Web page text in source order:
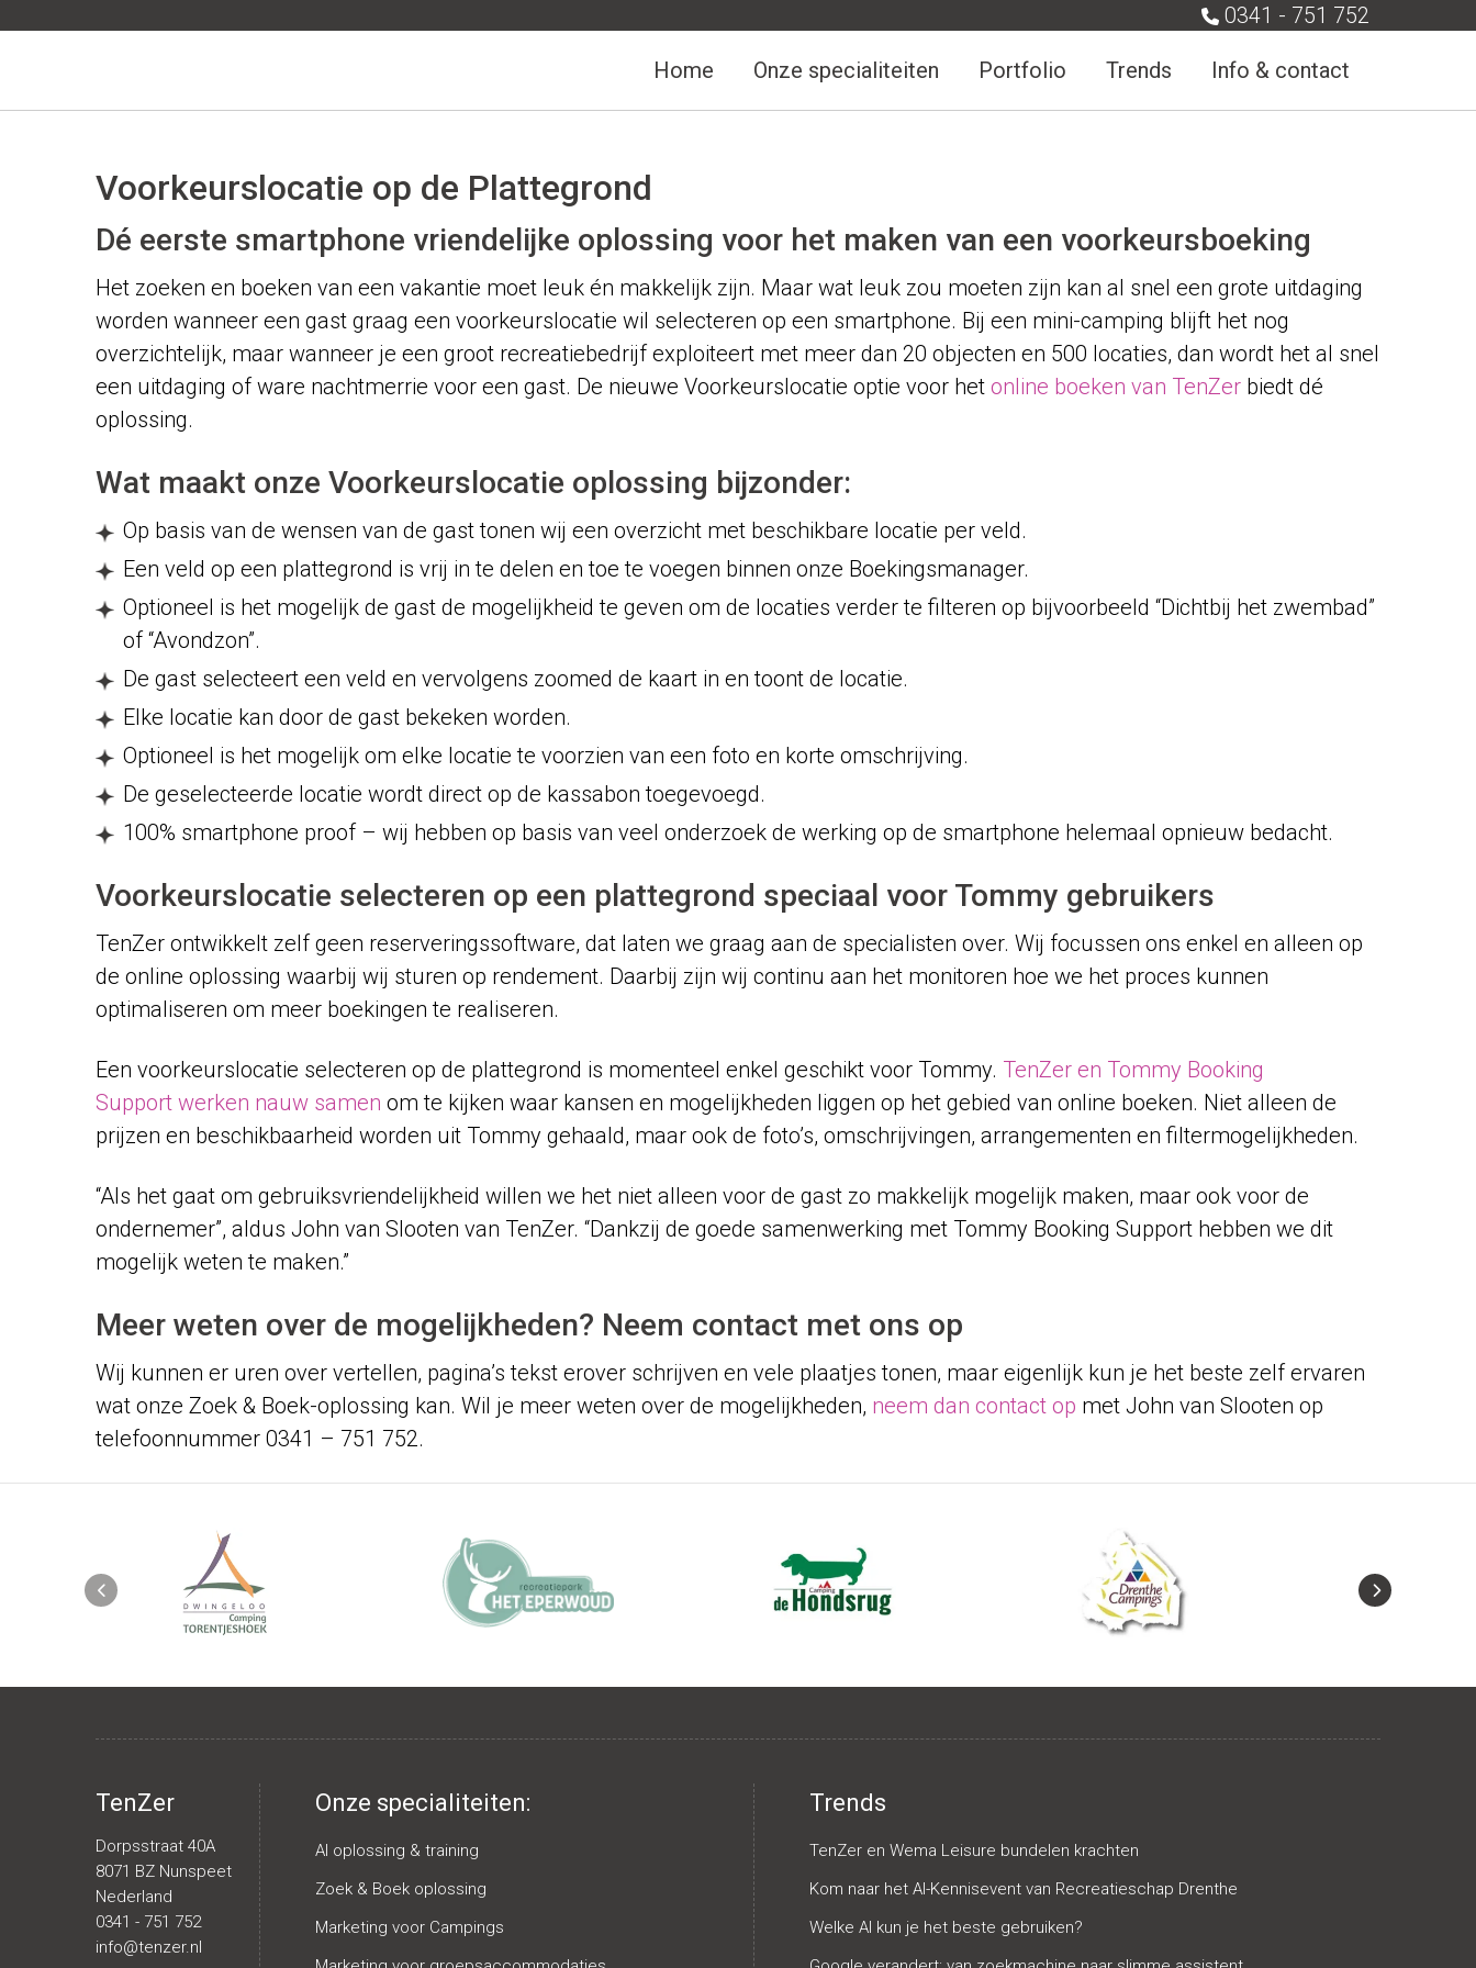
0341 - 751 752
Home Onze specialiteiten Portfolio Trends Info & contact
Voorkeurslocatie op de Plattegrond
Dé eerste smartphone vriendelijke oplossing voor het maken van een voorkeursboeking
Het zoeken en boeken van een vakantie moet leuk én makkelijk zijn. Maar wat leuk zou moeten zijn kan al snel een grote uitdaging
worden wanneer een gast graag een voorkeurslocatie wil selecteren op een smartphone. Bij een mini-camping blijft het nog
overzichtelijk, maar wanneer je een groot recreatiebedrijf exploiteert met meer dan 20 objecten en 500 locaties, dan wordt het al snel
een uitdaging of ware nachtmerrie voor een gast. De nieuwe Voorkeurslocatie optie voor het online boeken van TenZer biedt dé
oplossing.
Wat maakt onze Voorkeurslocatie oplossing bijzonder:
Op basis van de wensen van de gast tonen wij een overzicht met beschikbare locatie per veld.
Een veld op een plattegrond is vrij in te delen en toe te voegen binnen onze Boekingsmanager.
Optioneel is het mogelijk de gast de mogelijkheid te geven om de locaties verder te filteren op bijvoorbeeld “Dichtbij het zwembad”
of “Avondzon”.
De gast selecteert een veld en vervolgens zoomed de kaart in en toont de locatie.
Elke locatie kan door de gast bekeken worden.
Optioneel is het mogelijk om elke locatie te voorzien van een foto en korte omschrijving.
De geselecteerde locatie wordt direct op de kassabon toegevoegd.
100% smartphone proof – wij hebben op basis van veel onderzoek de werking op de smartphone helemaal opnieuw bedacht.
Voorkeurslocatie selecteren op een plattegrond speciaal voor Tommy gebruikers
TenZer ontwikkelt zelf geen reserveringssoftware, dat laten we graag aan de specialisten over. Wij focussen ons enkel en alleen op
de online oplossing waarbij wij sturen op rendement. Daarbij zijn wij continu aan het monitoren hoe we het proces kunnen
optimaliseren om meer boekingen te realiseren.
Een voorkeurslocatie selecteren op de plattegrond is momenteel enkel geschikt voor Tommy. TenZer en Tommy Booking
Support werken nauw samen om te kijken waar kansen en mogelijkheden liggen op het gebied van online boeken. Niet alleen de
prijzen en beschikbaarheid worden uit Tommy gehaald, maar ook de foto’s, omschrijvingen, arrangementen en filtermogelijkheden.
“Als het gaat om gebruiksvriendelijkheid willen we het niet alleen voor de gast zo makkelijk mogelijk maken, maar ook voor de
ondernemer”, aldus John van Slooten van TenZer. “Dankzij de goede samenwerking met Tommy Booking Support hebben we dit
mogelijk weten te maken.”
Meer weten over de mogelijkheden? Neem contact met ons op
Wij kunnen er uren over vertellen, pagina’s tekst erover schrijven en vele plaatjes tonen, maar eigenlijk kun je het beste zelf ervaren
wat onze Zoek & Boek-oplossing kan. Wil je meer weten over de mogelijkheden, neem dan contact op met John van Slooten op
telefoonnummer 0341 – 751 752.
TenZer
Dorpsstraat 40A
8071 BZ Nunspeet
Nederland
0341 - 751 752
info@tenzer.nl
Onze specialiteiten:
AI oplossing & training
Zoek & Boek oplossing
Marketing voor Campings
Trends
TenZer en Wema Leisure bundelen krachten
Kom naar het AI-Kennisevent van Recreatieschap Drenthe
Welke AI kun je het beste gebruiken?